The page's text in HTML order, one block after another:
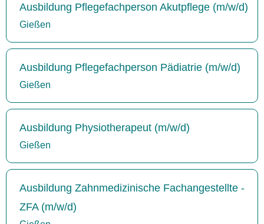
Ausbildung Pflegefachperson Akutpflege (m/w/d)
Gießen
Ausbildung Pflegefachperson Pädiatrie (m/w/d)
Gießen
Ausbildung Physiotherapeut (m/w/d)
Gießen
Ausbildung Zahnmedizinische Fachangestellte -
ZFA (m/w/d)